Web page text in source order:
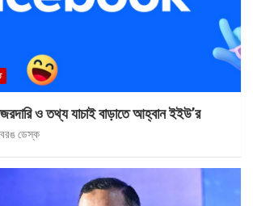
ও তথ্য যাচাই বাড়াতে আহ্বান ইইউ’র
ডেস্ক